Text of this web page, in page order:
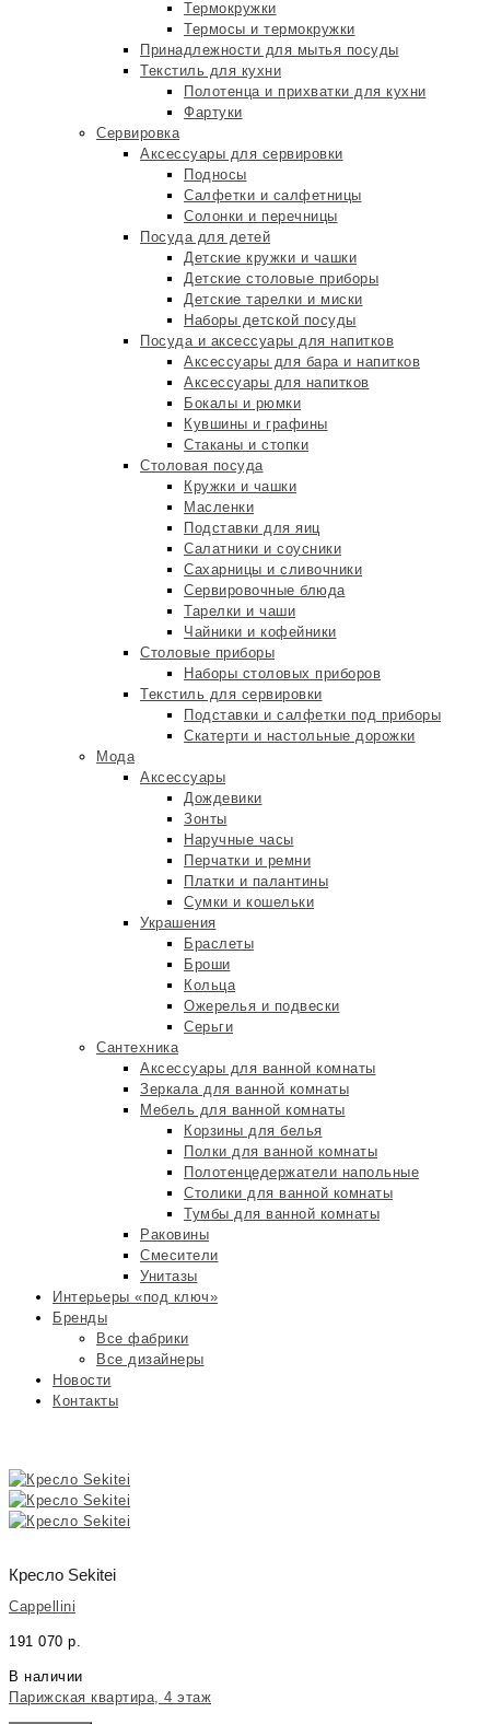
Термокружки
Термосы и термокружки
Принадлежности для мытья посуды
Текстиль для кухни
Полотенца и прихватки для кухни
Фартуки
Сервировка
Аксессуары для сервировки
Подносы
Салфетки и салфетницы
Солонки и перечницы
Посуда для детей
Детские кружки и чашки
Детские столовые приборы
Детские тарелки и миски
Наборы детской посуды
Посуда и аксессуары для напитков
Аксессуары для бара и напитков
Аксессуары для напитков
Бокалы и рюмки
Кувшины и графины
Стаканы и стопки
Столовая посуда
Кружки и чашки
Масленки
Подставки для яиц
Салатники и соусники
Сахарницы и сливочники
Сервировочные блюда
Тарелки и чаши
Чайники и кофейники
Столовые приборы
Наборы столовых приборов
Текстиль для сервировки
Подставки и салфетки под приборы
Скатерти и настольные дорожки
Мода
Аксессуары
Дождевики
Зонты
Наручные часы
Перчатки и ремни
Платки и палантины
Сумки и кошельки
Украшения
Браслеты
Броши
Кольца
Ожерелья и подвески
Серьги
Сантехника
Аксессуары для ванной комнаты
Зеркала для ванной комнаты
Мебель для ванной комнаты
Корзины для белья
Полки для ванной комнаты
Полотенцедержатели напольные
Столики для ванной комнаты
Тумбы для ванной комнаты
Раковины
Смесители
Унитазы
Интерьеры «под ключ»
Бренды
Все фабрики
Все дизайнеры
Новости
Контакты
Кресло Sekitei
Cappellini
191 070 р.
В наличии
Парижская квартира, 4 этаж